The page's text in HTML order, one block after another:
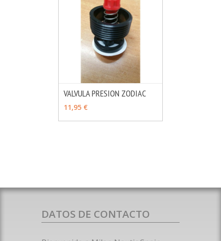
VALVULA PRESION ZODIAC
11,95 €
DATOS DE CONTACTO